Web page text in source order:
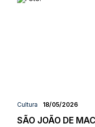
Cultura 18/05/2026
SÃO JOÃO DE